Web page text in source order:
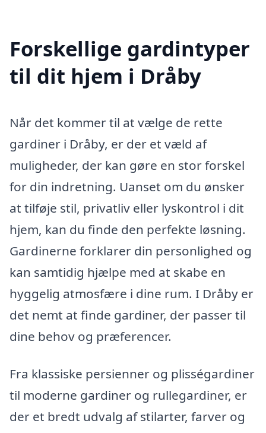
Forskellige gardintyper
til dit hjem i Dråby
Når det kommer til at vælge de rette
gardiner i Dråby, er der et væld af
muligheder, der kan gøre en stor forskel
for din indretning. Uanset om du ønsker
at tilføje stil, privatliv eller lyskontrol i dit
hjem, kan du finde den perfekte løsning.
Gardinerne forklarer din personlighed og
kan samtidig hjælpe med at skabe en
hyggelig atmosfære i dine rum. I Dråby er
det nemt at finde gardiner, der passer til
dine behov og præferencer.
Fra klassiske persienner og plisségardiner
til moderne gardiner og rullegardiner, er
der et bredt udvalg af stilarter, farver og